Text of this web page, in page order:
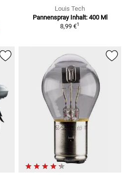
Louis Tech
Pannenspray Inhalt: 400 Ml
8,99 €1